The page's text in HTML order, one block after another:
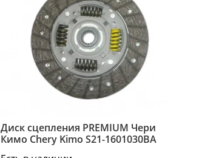
Диск сцепления PREMIUM Чери
Кимо Chery Kimo S21-1601030BA